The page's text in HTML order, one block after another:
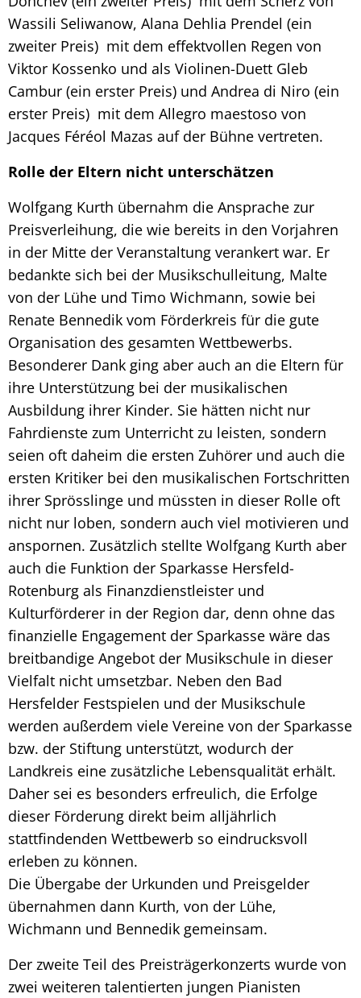
Wassili Seliwanow, Alana Dehlia Prendel (ein
zweiter Preis) mit dem effektvollen Regen von
Viktor Kossenko und als Violinen-Duett Gleb
Cambur (ein erster Preis) und Andrea di Niro (ein
erster Preis) mit dem Allegro maestoso von
Jacques Féréol Mazas auf der Bühne vertreten.
Rolle der Eltern nicht unterschätzen
Wolfgang Kurth übernahm die Ansprache zur
Preisverleihung, die wie bereits in den Vorjahren
in der Mitte der Veranstaltung verankert war. Er
bedankte sich bei der Musikschulleitung, Malte
von der Lühe und Timo Wichmann, sowie bei
Renate Bennedik vom Förderkreis für die gute
Organisation des gesamten Wettbewerbs.
Besonderer Dank ging aber auch an die Eltern für
ihre Unterstützung bei der musikalischen
Ausbildung ihrer Kinder. Sie hätten nicht nur
Fahrdienste zum Unterricht zu leisten, sondern
seien oft daheim die ersten Zuhörer und auch die
ersten Kritiker bei den musikalischen Fortschritten
ihrer Sprösslinge und müssten in dieser Rolle oft
nicht nur loben, sondern auch viel motivieren und
anspornen. Zusätzlich stellte Wolfgang Kurth aber
auch die Funktion der Sparkasse Hersfeld-
Rotenburg als Finanzdienstleister und
Kulturförderer in der Region dar, denn ohne das
finanzielle Engagement der Sparkasse wäre das
breitbandige Angebot der Musikschule in dieser
Vielfalt nicht umsetzbar. Neben den Bad
Hersfelder Festspielen und der Musikschule
werden außerdem viele Vereine von der Sparkasse
bzw. der Stiftung unterstützt, wodurch der
Landkreis eine zusätzliche Lebensqualität erhält.
Daher sei es besonders erfreulich, die Erfolge
dieser Förderung direkt beim alljährlich
stattfindenden Wettbewerb so eindrucksvoll
erleben zu können.
Die Übergabe der Urkunden und Preisgelder
übernahmen dann Kurth, von der Lühe,
Wichmann und Bennedik gemeinsam.
Der zweite Teil des Preisträgerkonzerts wurde von
zwei weiteren talentierten jungen Pianisten